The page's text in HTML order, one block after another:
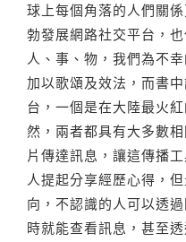
球上每個角落的人們關
勃發展網路社交平台，
人、事、物，我們為不
加以歌頌及效法，而書
台，一個是在大陸最火
然，兩者都具有大多數
片傳達訊息，讓這傳播
人提起分享經歷心得，
向，不認識的人可以透
時就能查看訊息，甚至